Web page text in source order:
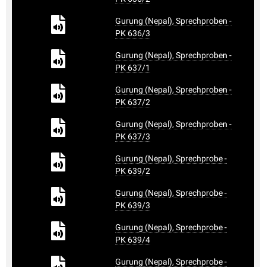
Gurung (Nepal), Sprechproben -
PK 636/3
Gurung (Nepal), Sprechproben -
PK 637/1
Gurung (Nepal), Sprechproben -
PK 637/2
Gurung (Nepal), Sprechproben -
PK 637/3
Gurung (Nepal), Sprechprobe -
PK 639/2
Gurung (Nepal), Sprechprobe -
PK 639/3
Gurung (Nepal), Sprechprobe -
PK 639/4
Gurung (Nepal), Sprechprobe -